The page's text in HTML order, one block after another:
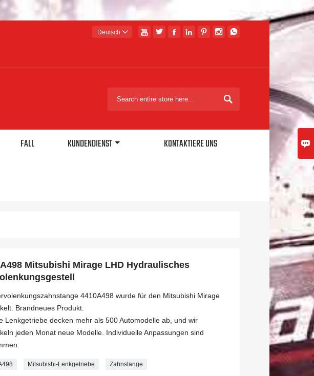

      
Deutsch 

FALL KUNDENDIENST KONTAKTIERE UNS
Mitsubishi Mirage LHD Hydraulisches
4410A498 wurde für den Mitsubishi Mirage
Brandneues Produkt.
Lenkgetriebe decken mehr als 500 Automodelle ab, und wir
jeden Monat neue Modelle. Individuelle Anpassungen sind
Mitsubishi-Lenkgetriebe Zahnstange